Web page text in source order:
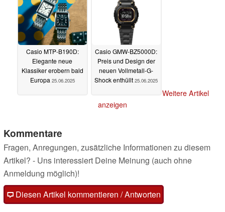
Casio MTP-B190D:
Elegante neue
Klassiker erobern bald
Europa 25.06.2025
Casio GMW-BZ5000D:
Preis und Design der
neuen Vollmetall-G-
Shock enthüllt 25.06.2025
Weitere Artikel
anzeigen
Kommentare
Fragen, Anregungen, zusätzliche Informationen zu diesem
Artikel? - Uns interessiert Deine Meinung (auch ohne
Anmeldung möglich)!
Diesen Artikel kommentieren / Antworten